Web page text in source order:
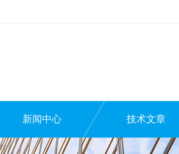
新闻中心 技术文章